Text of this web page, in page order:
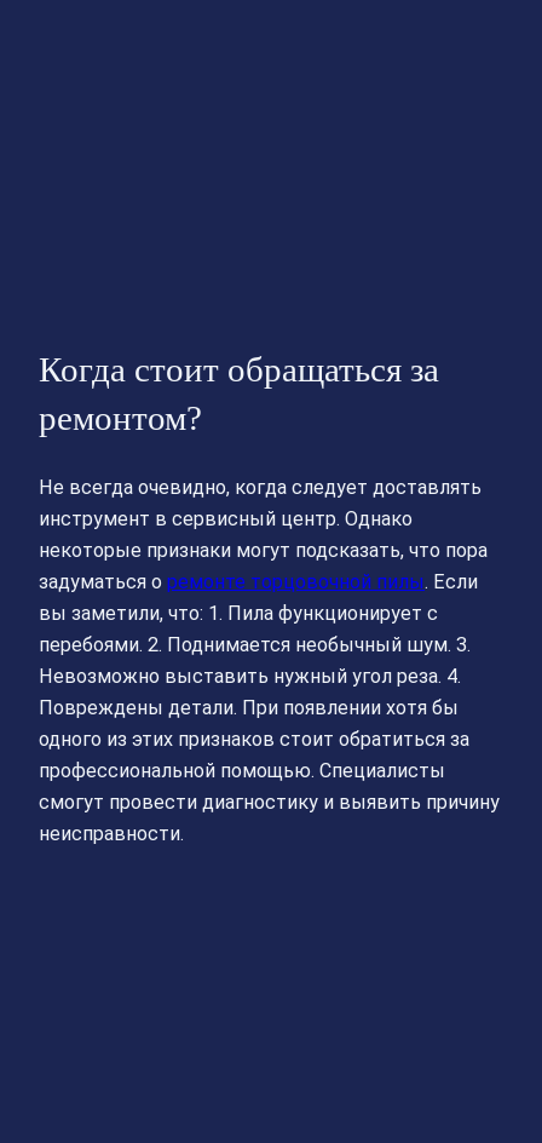
Когда стоит обращаться за
ремонтом?
Не всегда очевидно, когда следует доставлять
инструмент в сервисный центр. Однако
некоторые признаки могут подсказать, что пора
задуматься о ремонте торцовочной пилы. Если
вы заметили, что: 1. Пила функционирует с
перебоями. 2. Поднимается необычный шум. 3.
Невозможно выставить нужный угол реза. 4.
Повреждены детали. При появлении хотя бы
одного из этих признаков стоит обратиться за
профессиональной помощью. Специалисты
смогут провести диагностику и выявить причину
неисправности.